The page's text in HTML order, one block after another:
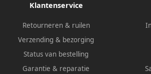
Klantenservice
Retourneren & ruilen
Verzending & bezorging
Status van bestelling
Garantie & reparatie